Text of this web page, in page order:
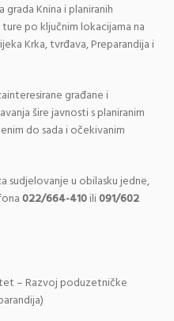
Knina i planiranih
po ključnim lokacijama na
Krka, tvrđava, Preparandija i
građane i
šire javnosti s planiranim
do sada i očekivanim
sudjelovanje u obilasku jedne,
022/664-410ili091/602
– Razvoj poduzetničke